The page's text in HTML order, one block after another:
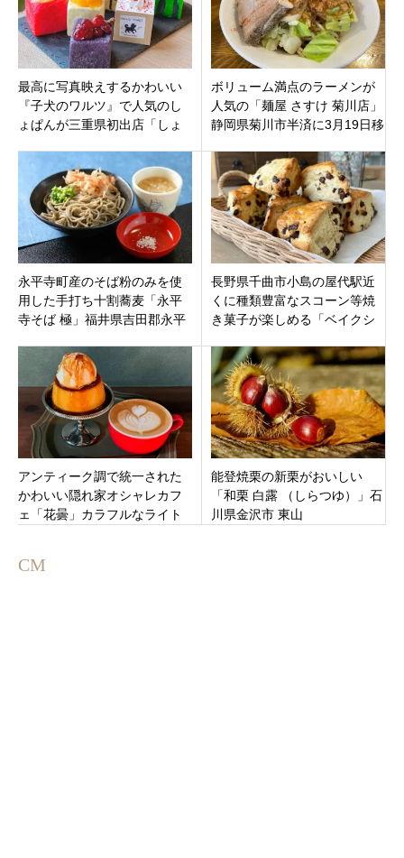
最高に写真映えするかわいい
『子犬のワルツ』で人気のし
ょぱんが三重県初出店「しょ
ボリューム満点のラーメンが
人気の「麺屋 さすけ 菊川店」
静岡県菊川市半済に3月19日移
永平寺町産のそば粉のみを使
用した手打ち十割蕎麦「永平
寺そば 極」福井県吉田郡永平
長野県千曲市小島の屋代駅近
くに種類豊富なスコーン等焼
き菓子が楽しめる「ベイクシ
ープン
アンティーク調で統一された
かわいい隠れ家オシャレカフ
ェ「花曇」カラフルなライト
能登焼栗の新栗がおいしい
「和栗 白露 （しらつゆ）」石
川県金沢市 東山
CM